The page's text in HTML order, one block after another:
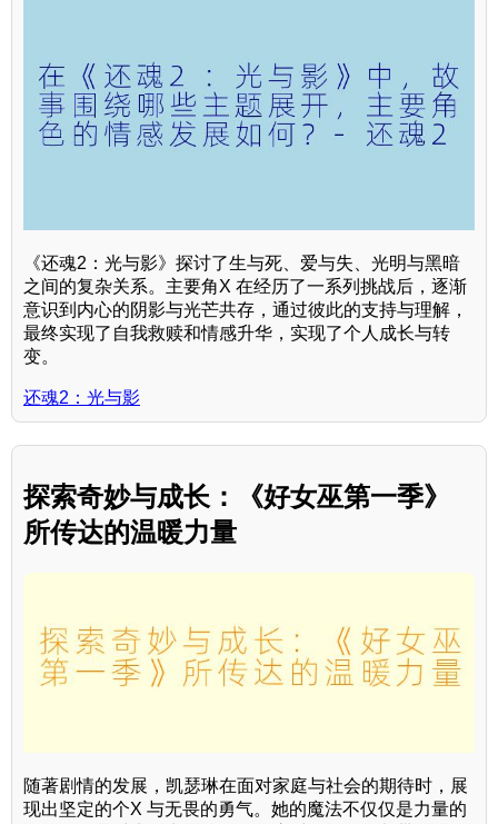
《还魂2：光与影》探讨了生与死、爱与失、光明与黑暗
之间的复杂关系。主要角X 在经历了一系列挑战后，逐渐
意识到内心的阴影与光芒共存，通过彼此的支持与理解，
最终实现了自我救赎和情感升华，实现了个人成长与转
变。
还魂2：光与影
探索奇妙与成长：《好女巫第一季》
所传达的温暖力量
随著剧情的发展，凯瑟琳在面对家庭与社会的期待时，展
现出坚定的个X 与无畏的勇气。她的魔法不仅仅是力量的